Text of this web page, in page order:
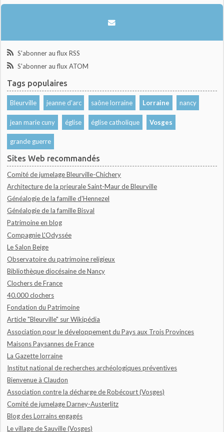
S'abonner au flux RSS
S'abonner au flux ATOM
Tags populaires
Bleurville jeanne d'arc saône lorraine Lorraine nancy
jean marie cuny église église catholique Vosges
grande guerre
Sites Web recommandés
Comité de jumelage Bleurville-Chichery
Architecture de la prieurale Saint-Maur de Bleurville
Généalogie de la famille d'Hennezel
Généalogie de la famille Bisval
Patrimoine en blog
Compagnie L'Odyssée
Le Salon Beige
Observatoire du patrimoine religieux
Bibliothèque diocésaine de Nancy
Clochers de France
40.000 clochers
Fondation du Patrimoine
Article "Bleurville" sur Wikipédia
Association pour le développement du Pays aux Trois Provinces
Maisons Paysannes de France
La Gazette lorraine
Institut national de recherches archéologiques préventives
Bienvenue à Claudon
Association contre la décharge de Robécourt (Vosges)
Comité de jumelage Darney-Austerlitz
Blog des Lorrains engagés
Le village de Sauville (Vosges)